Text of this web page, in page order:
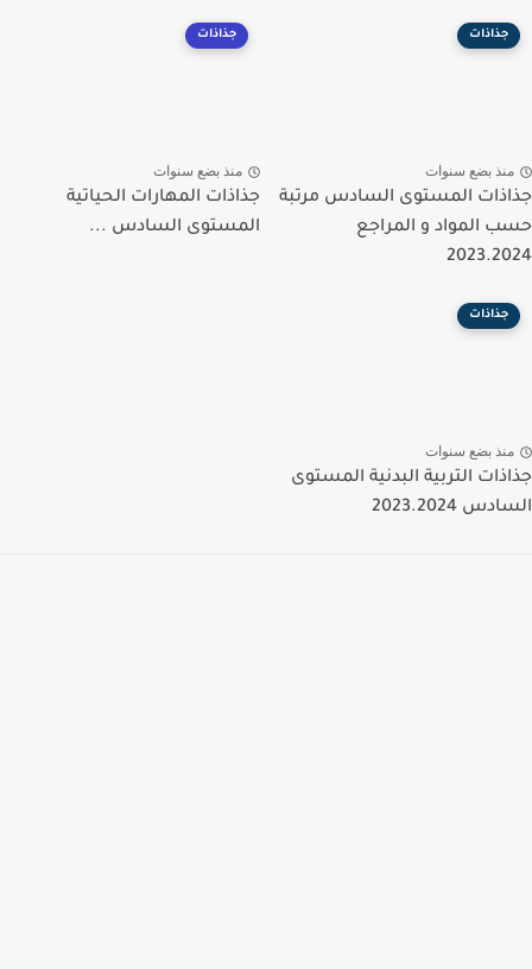
جذاذات
منذ بضع سنوات
جذاذات المستوى السادس مرتبة
حسب المواد و المراجع
2023.2024
جذاذات
منذ بضع سنوات
جذاذات المهارات الحياتية
المستوى السادس ...
جذاذات
منذ بضع سنوات
جذاذات التربية البدنية المستوى
السادس 2023.2024